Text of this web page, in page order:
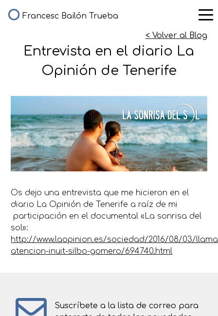
Francesc Bailón Trueba
< Volver al Blog
Entrevista en el diario La
Opinión de Tenerife
Os dejo una entrevista que me hicieron en el
diario La Opinión de Tenerife a raíz de mi
participación en el documental «La sonrisa del
sol»:
http://www.laopinion.es/sociedad/2016/08/03/
atencion-inuit-silbo-gomero/694740.html
Suscríbete a la lista de correo para